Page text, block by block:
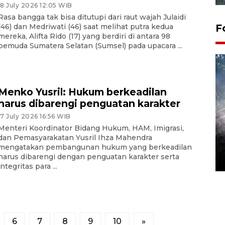
July 2026 12:05 WIB
bangga tak bisa ditutupi dari raut wajah Julaidi
dan Medriwati (46) saat melihat putra kedua
Alifta Rido (17) yang berdiri di antara 98
Sumatera Selatan (Sumsel) pada upacara ...
Yusril: Hukum berkeadilan
dibarengi penguatan karakter
July 2026 16:56 WIB
Koordinator Bidang Hukum, HAM, Imigrasi,
Pemasyarakatan Yusril Ihza Mahendra
pembangunan hukum yang berkeadilan
dibarengi dengan penguatan karakter serta
para ...
6 7 8 9 10 »
Alokasi anggaran untuk bibit
kopi arabika Gayo
15 June 2026 11:15 WIB